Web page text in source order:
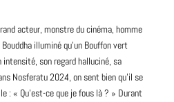
acteur, monstre du cinéma, homme
illuminé qu’un Bouffon vert
intensité, son regard halluciné, sa
Nosferatu 2024, on sent bien qu’il se
: « Qu’est-ce que je fous là ? » Durant